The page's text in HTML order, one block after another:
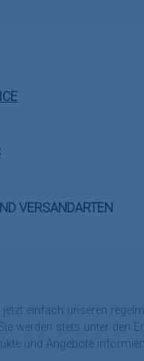
VERSANDARTEN
jetzt einfach unseren
werden stets unter den
und Angebote